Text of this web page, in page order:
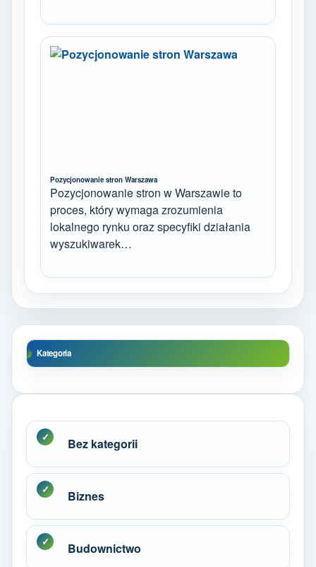
Pozycjonowanie stron Warszawa
Pozycjonowanie stron w Warszawie to
proces, który wymaga zrozumienia
lokalnego rynku oraz specyfiki działania
wyszukiwarek…
Kategoria
Bez kategorii
Biznes
Budownictwo